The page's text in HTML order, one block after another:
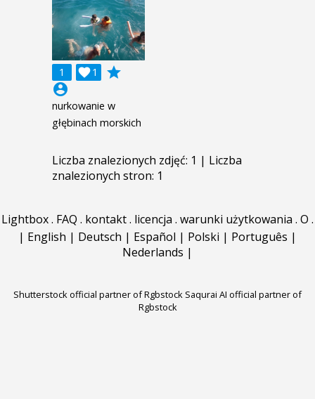
1 1

grade
account_circle
nurkowanie w
głębinach morskich
Liczba znalezionych zdjęć: 1 | Liczba
znalezionych stron: 1
Lightbox. FAQ . kontakt. licencja . warunki użytkowania . O .
| English | Deutsch | Español | Polski | Português |
Nederlands |
Shutterstock official partner of Rgbstock Saqurai AI official partner of
Rgbstock